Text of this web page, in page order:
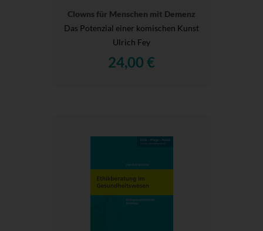
Clowns für Menschen mit Demenz
Das Potenzial einer komischen Kunst
Ulrich Fey
24,00 €